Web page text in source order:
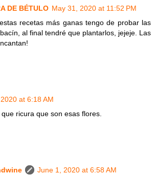
DE BÉTULO May 31, 2020 at 11:52 PM
recetas más ganas tengo de probar las
al final tendré que plantarlos, jejeje. Las
at 6:18 AM
ricura que son esas flores.
June 1, 2020 at 6:58 AM